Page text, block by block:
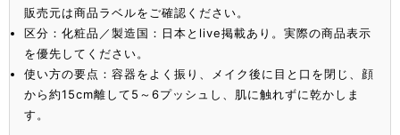
販売元は商品ラベルをご確認ください。
区分：化粧品／製造国：日本とlive掲載あり。実際の商品表示
を優先してください。
使い方の要点：容器をよく振り、メイク後に目と口を閉じ、顔
から約15cm離して5～6プッシュし、肌に触れずに乾かしま
す。